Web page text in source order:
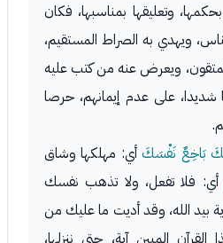
بحكمها، وتعليقها بمناسبها، فكان
ويهدي به الصراط المستقيم،
ويعرض عنه من كتب عليه
شديدا، على عدم إيمانهم، حرصا
بَاخِعٌ نَفْسَكَأي: مهلكها وشاق
أي: فلا تفعل، ولا تذهب نفسك
بيد الله، وقد أديت ما عليك من
المبين آية، حتى ننزلها،